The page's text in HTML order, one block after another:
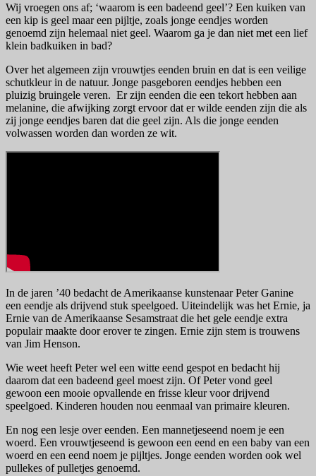
Wij vroegen ons af; ‘waarom is een badeend geel’? Een kuiken van
een kip is geel maar een pijltje, zoals jonge eendjes worden
genoemd zijn helemaal niet geel. Waarom ga je dan niet met een lief
klein badkuiken in bad?
Over het algemeen zijn vrouwtjes eenden bruin en dat is een veilige
schutkleur in de natuur. Jonge pasgeboren eendjes hebben een
pluizig bruingele veren. Er zijn eenden die een tekort hebben aan
melanine, die afwijking zorgt ervoor dat er wilde eenden zijn die als
zij jonge eendjes baren dat die geel zijn. Als die jonge eenden
volwassen worden dan worden ze wit.
In de jaren ’40 bedacht de Amerikaanse kunstenaar Peter Ganine
een eendje als drijvend stuk speelgoed. Uiteindelijk was het Ernie, ja
Ernie van de Amerikaanse Sesamstraat die het gele eendje extra
populair maakte door erover te zingen. Ernie zijn stem is trouwens
van Jim Henson.
Wie weet heeft Peter wel een witte eend gespot en bedacht hij
daarom dat een badeend geel moest zijn. Of Peter vond geel
gewoon een mooie opvallende en frisse kleur voor drijvend
speelgoed. Kinderen houden nou eenmaal van primaire kleuren.
En nog een lesje over eenden. Een mannetjeseend noem je een
woerd. Een vrouwtjeseend is gewoon een eend en een baby van een
woerd en een eend noem je pijltjes. Jonge eenden worden ook wel
pullekes of pulletjes genoemd.